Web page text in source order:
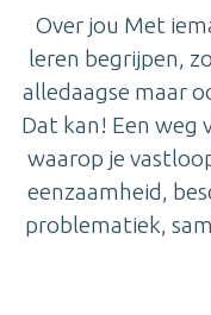
Over jou Met
leren begrijpen,
alledaagse maar
Dat kan! Een weg
waarop je
eenzaamheid,
problematiek,